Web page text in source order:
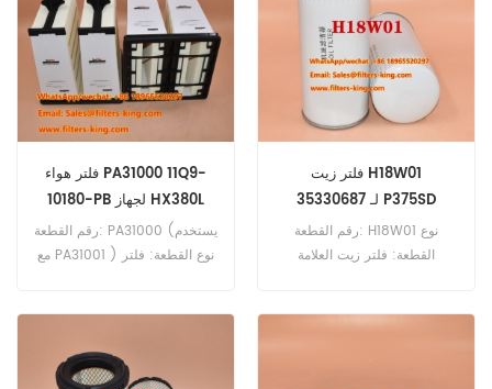
FH12-420 FH12-460 FL408
LM1240 LM1640 LM1641.
فلتر هواء PA31000 11Q9-
10180-PB لجهاز HX380L
رقم القطعة: PA31000 (يستخدم
مع PA31001 ) نوع القطعة: فلتر
10180 يستخدم لسيارات هيونداي
فلتر زيت H18W01
35330687 لـ P375SD
رقم القطعة: H18W01 نوع
القطعة: فلتر زيت العلامة